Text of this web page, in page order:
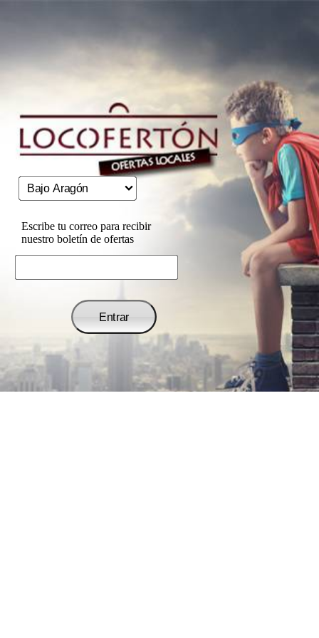
Escribe tu correo para recibir
nuestro boletín de ofertas